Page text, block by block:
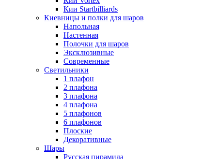
Кии Startbilliards
Киевницы и полки для шаров
Напольная
Настенная
Полочки для шаров
Эксклюзивные
Современные
Светильники
1 плафон
2 плафона
3 плафона
4 плафона
5 плафонов
6 плафонов
Плоские
Декоративные
Шары
Русская пирамида